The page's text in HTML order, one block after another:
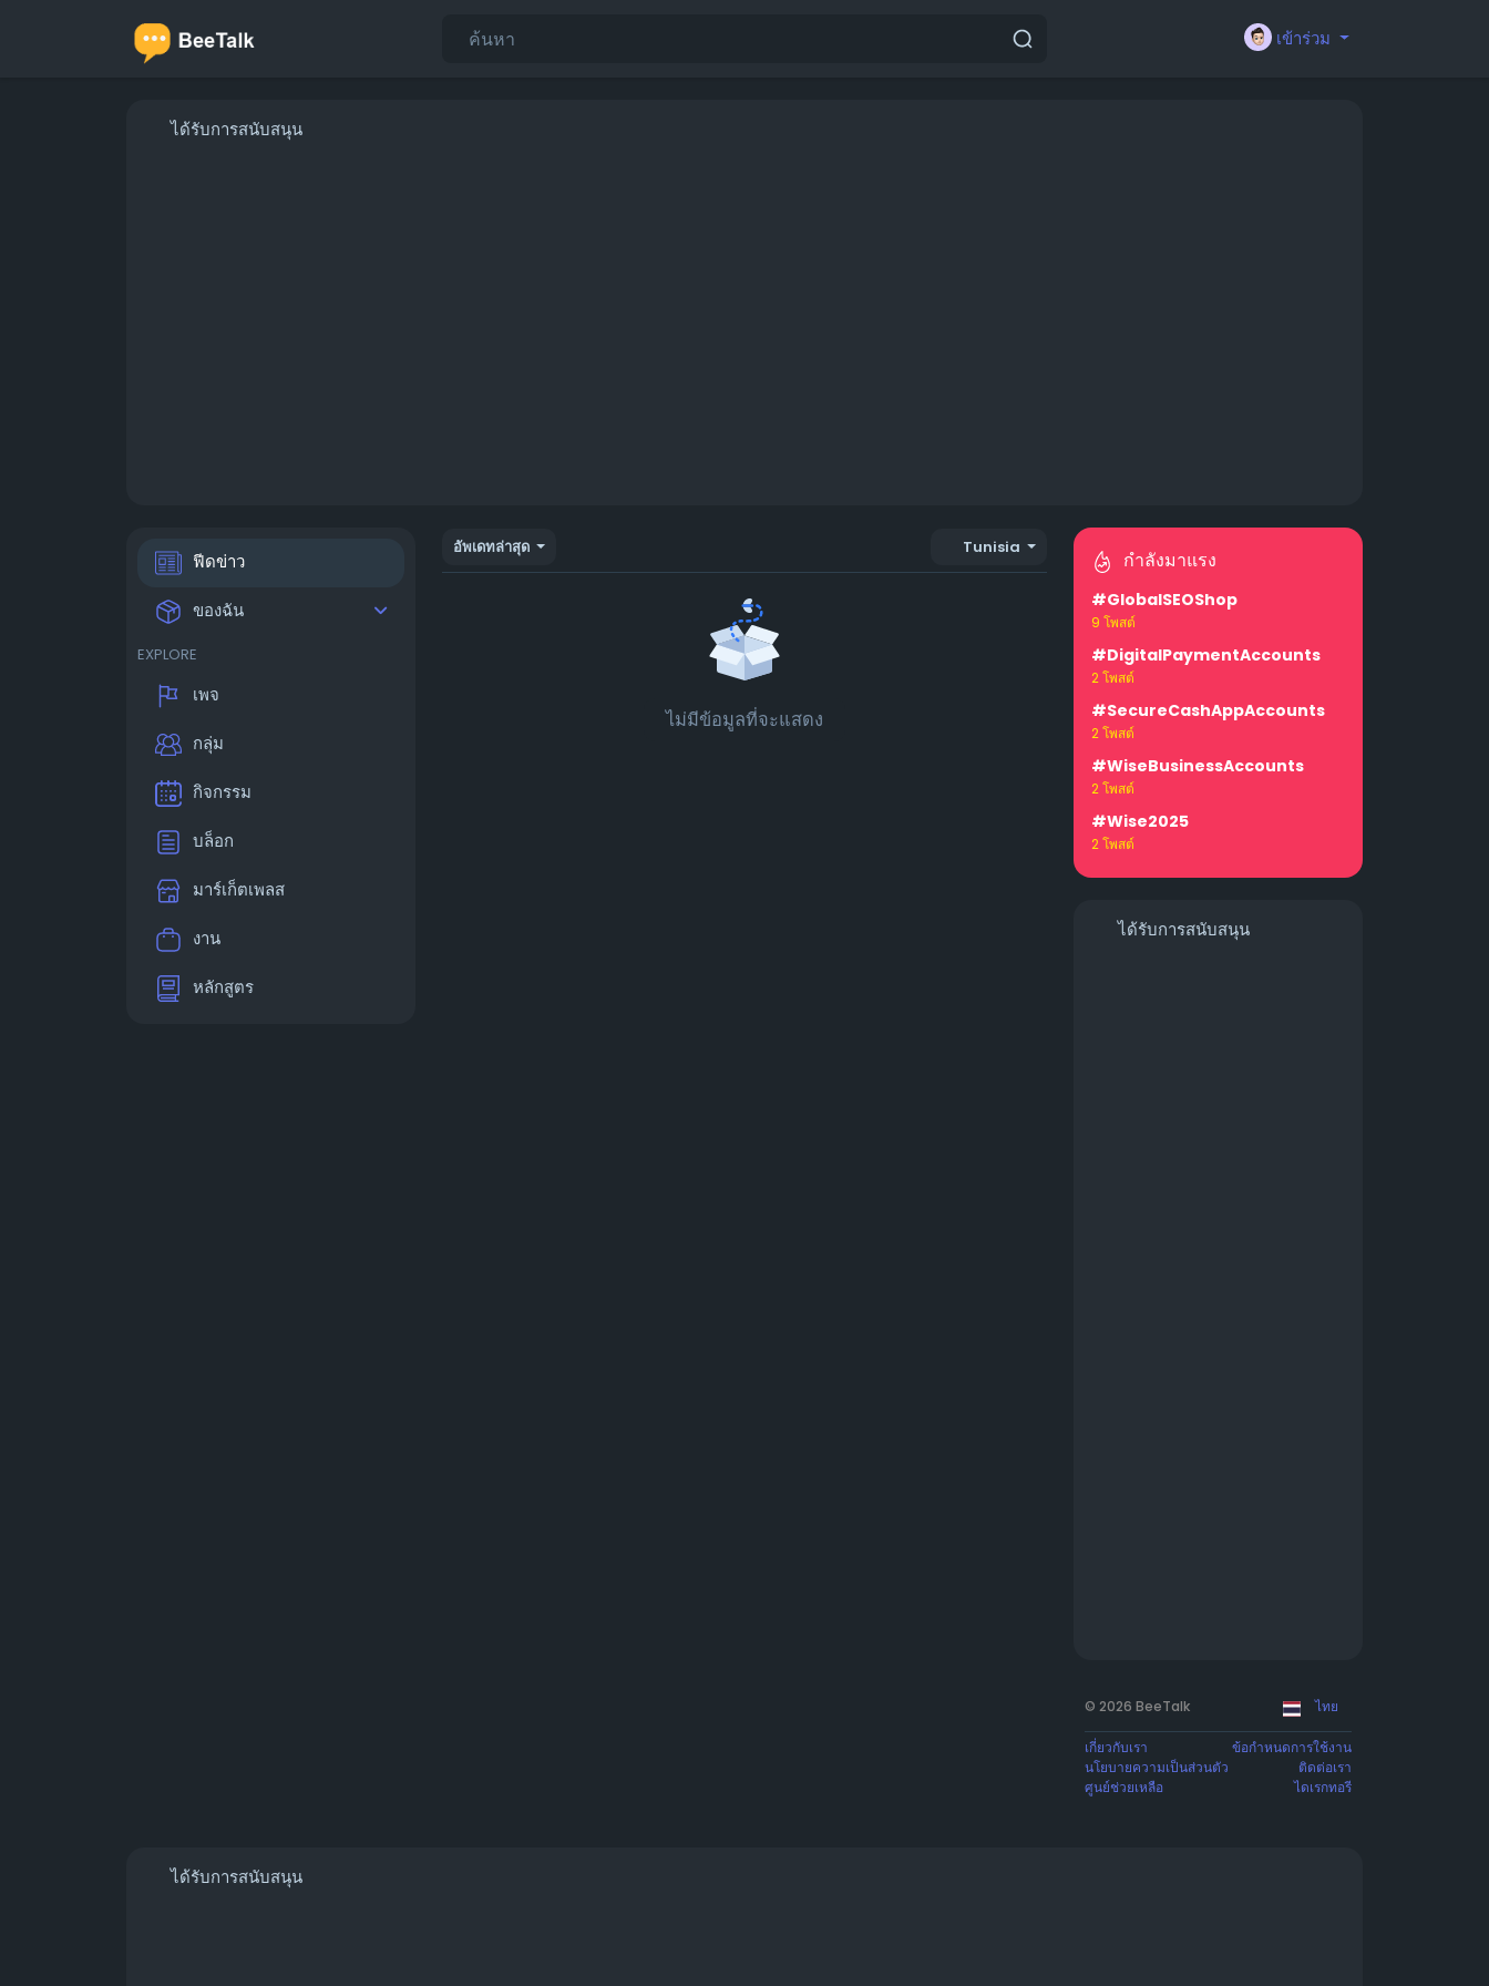
เข้าร่วม
ได้รับการสนับสนุน
ฟีดข่าว
ของฉัน
EXPLORE
เพจ
กลุ่ม
กิจกรรม
บล็อก
มาร์เก็ตเพลส
งาน
หลักสูตร
อัพเดทล่าสุด Tunisia
ไม่มีข้อมูลที่จะแสดง
กำลังมาแรง
#GlobalSEOShop
9 โพสต์
#DigitalPaymentAccounts
2 โพสต์
#SecureCashAppAccounts
2 โพสต์
#WiseBusinessAccounts
2 โพสต์
#Wise2025
2 โพสต์
ได้รับการสนับสนุน
© 2026 BeeTalk ไทย
เกี่ยวกับเรา
ข้อกำหนดการใช้งาน
นโยบายความเป็นส่วนตัว
ติดต่อเรา
ศูนย์ช่วยเหลือ
ไดเรกทอรี
ได้รับการสนับสนุน